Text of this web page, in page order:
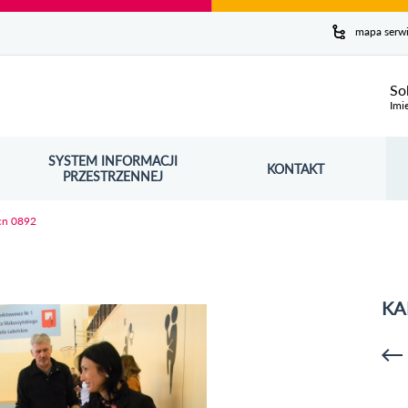
mapa
SYSTEM INFORMACJI
PRZESTRZENNEJ
OTWORZY SIĘ W NOWYM OKNIE KONTAKT
0892